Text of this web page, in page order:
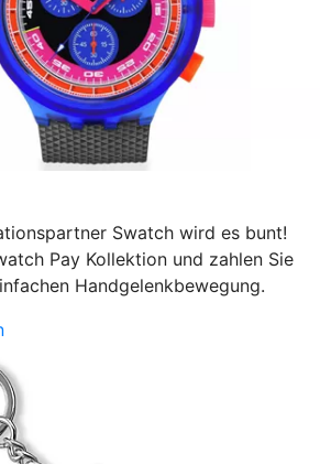
Swatch wird es bunt!
Pay Kollektion und zahlen Sie
Handgelenkbewegung.